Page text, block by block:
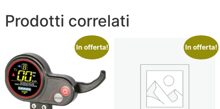
Prodotti correlati
In offerta! In offerta!